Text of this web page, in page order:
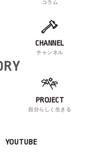
コラム
CHANNEL
チャンネル
PROJECT
自分らしく生きる
YOUTUBE